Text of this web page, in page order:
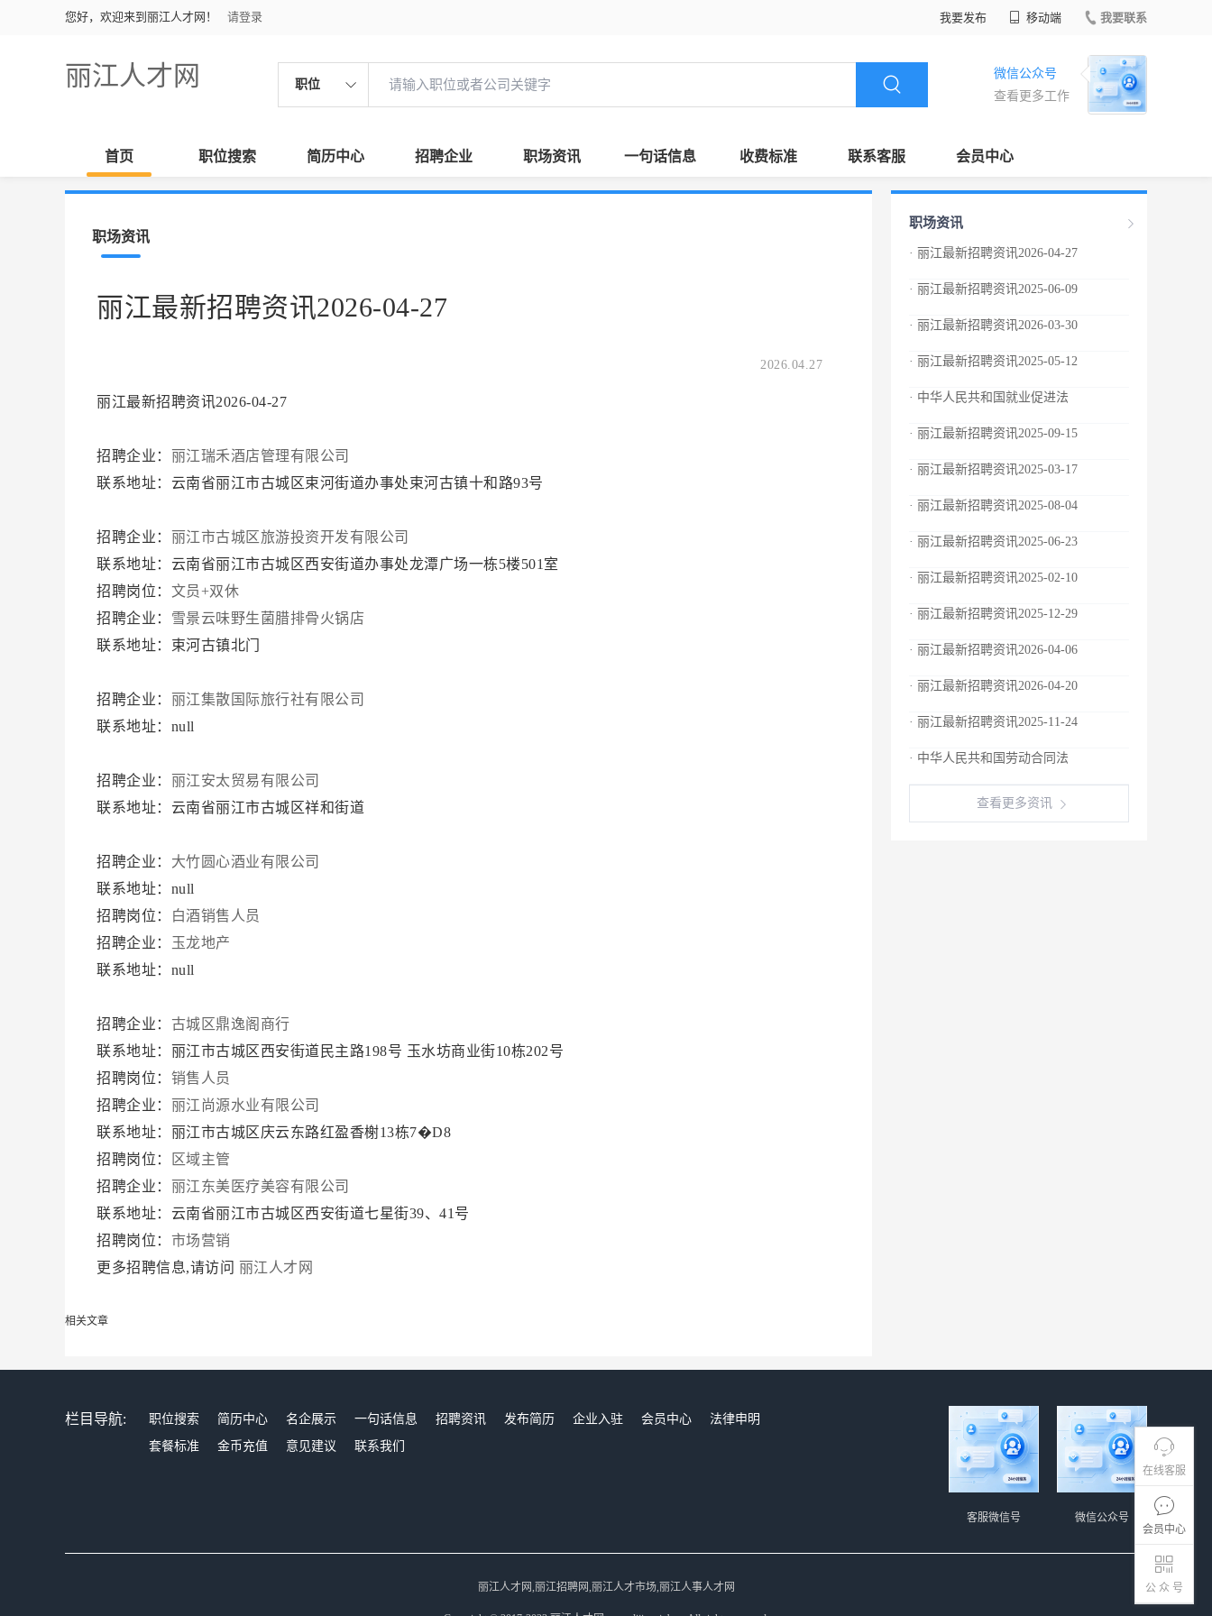
您好，欢迎来到丽江人才网！ 请登录 我要发布 移动端 我要联系
丽江人才网 职位
微信公众号
查看更多工作
首页 职位搜索 简历中心 招聘企业 职场资讯 一句话信息 收费标准 联系客服 会员中心
在线客服
会员中心
公 众 号
职场资讯
丽江最新招聘资讯2026-04-27
2026.04.27
丽江最新招聘资讯2026-04-27
招聘企业： 丽江瑞禾酒店管理有限公司
联系地址：云南省丽江市古城区束河街道办事处束河古镇十和路93号
招聘企业： 丽江市古城区旅游投资开发有限公司
联系地址：云南省丽江市古城区西安街道办事处龙潭广场一栋5楼501室
招聘岗位： 文员+双休
招聘企业： 雪景云味野生菌腊排骨火锅店
联系地址：束河古镇北门
招聘企业： 丽江集散国际旅行社有限公司
联系地址：null
招聘企业： 丽江安太贸易有限公司
联系地址：云南省丽江市古城区祥和街道
招聘企业： 大竹圆心酒业有限公司
联系地址：null
招聘岗位：
白酒销售人员
招聘企业：
玉龙地产
联系地址：null
招聘企业： 古城区鼎逸阁商行
联系地址：丽江市古城区西安街道民主路198号 玉水坊商业街10栋202号
招聘岗位： 销售人员
招聘企业： 丽江尚源水业有限公司
联系地址：丽江市古城区庆云东路红盈香榭13栋7�D8
招聘岗位：
区域主管
招聘企业： 丽江东美医疗美容有限公司
联系地址：云南省丽江市古城区西安街道七星街39、41号
招聘岗位： 市场营销
更多招聘信息,请访问 丽江人才网
相关文章
职场资讯
· 丽江最新招聘资讯2026-04-27
· 丽江最新招聘资讯2025-06-09
· 丽江最新招聘资讯2026-03-30
· 丽江最新招聘资讯2025-05-12
· 中华人民共和国就业促进法
· 丽江最新招聘资讯2025-09-15
· 丽江最新招聘资讯2025-03-17
· 丽江最新招聘资讯2025-08-04
· 丽江最新招聘资讯2025-06-23
· 丽江最新招聘资讯2025-02-10
· 丽江最新招聘资讯2025-12-29
· 丽江最新招聘资讯2026-04-06
· 丽江最新招聘资讯2026-04-20
· 丽江最新招聘资讯2025-11-24
· 中华人民共和国劳动合同法
查看更多资讯
栏目导航: 职位搜索 简历中心 名企展示 一句话信息 招聘资讯 发布简历 企业入驻 会员中心
法律申明
套餐标准
金币充值 意见建议 联系我们
微信公众号
客服微信号
丽江人才网,丽江招聘网,丽江人才市场,丽江人事人才网